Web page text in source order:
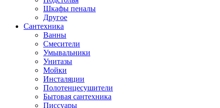
Шкафы пеналы
Другое
Сантехника
Ванны
Смесители
Умывальники
Унитазы
Мойки
Инсталяции
Полотенцесушители
Бытовая сантехника
Писсуары